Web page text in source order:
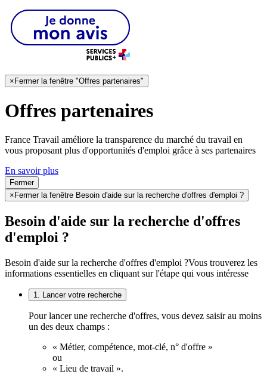
×Fermer la fenêtre "Offres partenaires"
Offres partenaires
France Travail améliore la transparence du marché du travail en
vous proposant plus d'opportunités d'emploi grâce à ses partenaires
En savoir plus
Fermer
× Fermer la fenêtre Besoin d'aide sur la recherche d'offres d'emploi ?
Besoin d'aide sur la recherche d'offres
d'emploi ?
Besoin d'aide sur la recherche d'offres d'emploi ?Vous trouverez les
informations essentielles en cliquant sur l'étape qui vous intéresse
1. Lancer votre recherche
Pour lancer une recherche d'offres, vous devez saisir au moins
un des deux champs :
« Métier, compétence, mot-clé, n° d'offre »
ou
« Lieu de travail ».